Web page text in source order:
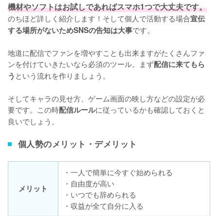
機材やソフトはお試しであればスマホ1つで大丈夫です。
のちほど詳しく紹介します！そして個人で活動する場合宣伝
する場所がないためSNSの告知は大事です。
地道に配信でファンを増やすことも出来ますがたくさんファ
ンを付けていきたいなら必須のツール。まず配信に来てもら
う という流れを作りましょう。
そしてキャラの見せ方、ゲーム画面の映し方などの設定が必
要です。この時配信ルールに従っているかも確認しておくと
良いでしょう。
個人勢のメリット・デメリット
メリット
・一人で簡単に今すぐ始められる
・自由度が高い
・いつでも辞められる
・収益が全て自分に入る